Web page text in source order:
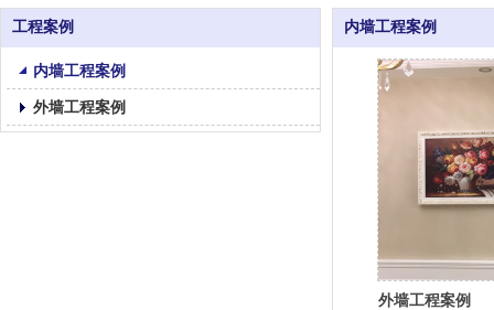
工程案例
内墙工程案例
外墙工程案例
内墙工程案例
外墙工程案例